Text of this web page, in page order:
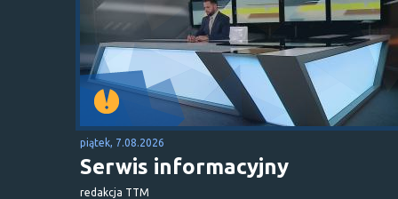
piątek, 7.08.2026
Serwis informacyjny
redakcja TTM